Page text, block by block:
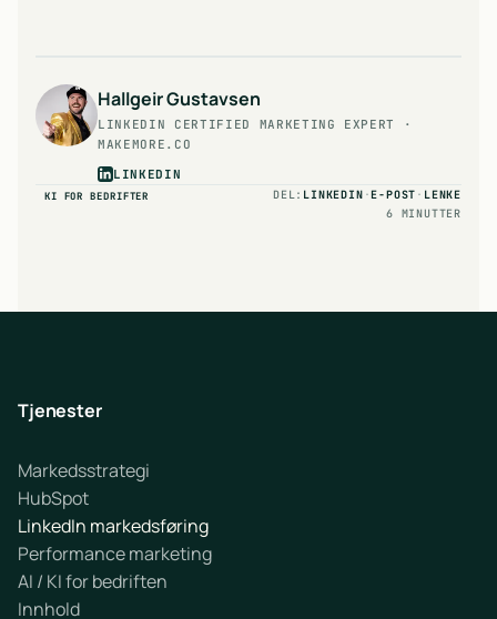
Hallgeir Gustavsen
LINKEDIN CERTIFIED MARKETING EXPERT ·
MAKEMORE.CO
LINKEDIN
KI FOR BEDRIFTER DEL: LINKEDIN ·E-POST · LENKE
6 MINUTTER
Tjenester
Markedsstrategi
HubSpot
LinkedIn markedsføring
Performance marketing
AI / KI for bedriften
Innhold